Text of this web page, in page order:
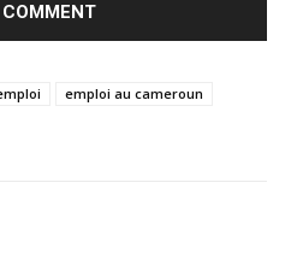
emploi au cameroun